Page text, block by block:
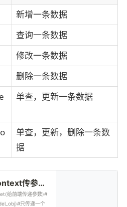
新增一条数据
查询一条数据
修改一条数据
删除一条数据
单查，更新一条数据
单查，更新，删除一条数
据
DRF框架（五）——context传参，二次封装Response类，两个视
给前端传递参数)#
只传递一个